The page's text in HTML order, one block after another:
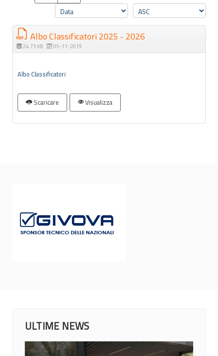
Albo Classificatori 2025 - 2026
24.73 KB 05-11-2019
Albo Classificatori
Scaricare Visualizza
ULTIME NEWS